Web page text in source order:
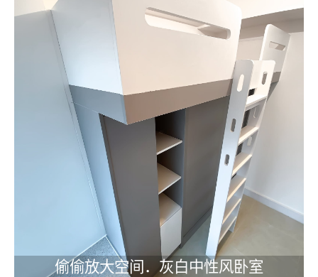
偷偷放大空间．灰白中性风卧室